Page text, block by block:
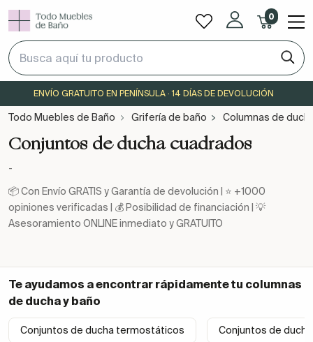
0
ENVÍO GRATUITO EN PENÍNSULA · 14 DÍAS DE DEVOLUCIÓN
Todo Muebles de Baño Grifería de baño Columnas de
Conjuntos de ducha cuadrados
-
📦 Con Envío GRATIS y Garantía de devolución | ⭐ +1000
opiniones verificadas | 💰 Posibilidad de financiación | 💡
Asesoramiento ONLINE inmediato y GRATUITO
Te ayudamos a encontrar rápidamente tu columnas
de ducha y baño
Conjuntos de ducha termostáticos Conjuntos de